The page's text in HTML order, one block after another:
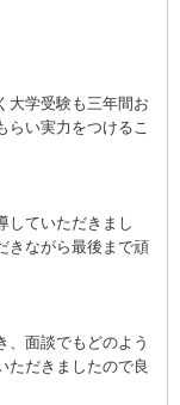
大学受験も三年間お
らい実力をつけるこ
していただきまし
きながら最後まで頑
、面談でもどのよう
ただきましたので良